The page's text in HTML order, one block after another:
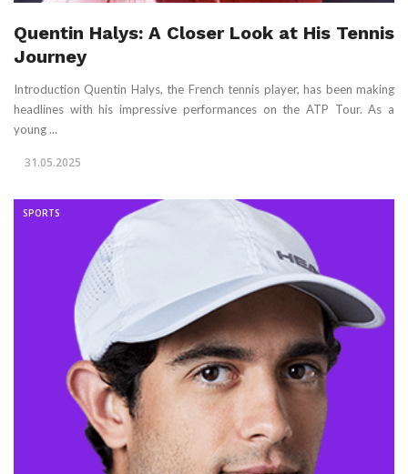
Quentin Halys: A Closer Look at His Tennis
Journey
Introduction Quentin Halys, the French tennis player, has been making
headlines with his impressive performances on the ATP Tour. As a
young ...
31.05.2025
SPORTS